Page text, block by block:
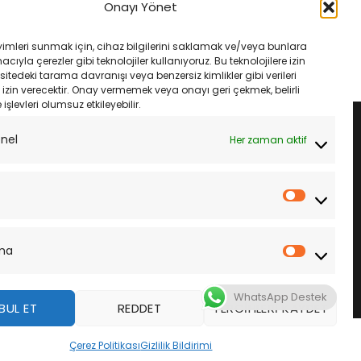
Onayı Yönet
sunmak için, cihaz bilgilerini saklamak ve/veya bunlara
çerezler gibi teknolojiler kullanıyoruz. Bu teknolojilere izin
tarama davranışı veya benzersiz kimlikler gibi verileri
verecektir. Onay vermemek veya onayı geri çekmek, belirli
işlevleri olumsuz etkileyebilir.
Her zaman aktif
İstatistik
ET REDDET TERCIHLERI KAYDET
Çerez PolitikasıGizlilik Bildirimi
Xrıng
fiyat: andaki
fiyat:
₺6,000.00.
108L Xrıng Çelik Zincir
fiyat:
₺6,225.00.
andaki
fiyat:
₺5,850.00.
SEPETE EKLE
DAHA FAZLA BILGI
WhatsApp Destek